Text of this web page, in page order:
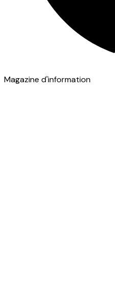
Magazine d'information